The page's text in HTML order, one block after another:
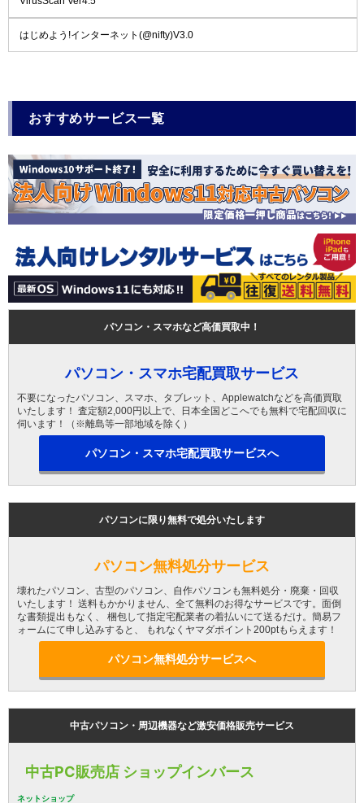
はじめよう!インターネット(@nifty)V3.0
おすすめサービス一覧
パソコン・スマホなど高価買取中！
パソコン・スマホ宅配買取サービス
不要になったパソコン、スマホ、タブレット、Applewatchなどを高価買取
いたします！ 査定額2,000円以上で、日本全国どこへでも無料で宅配回収に
伺います！（※離島等一部地域を除く）
パソコン・スマホ宅配買取サービスへ
パソコンに限り無料で処分いたします
パソコン無料処分サービス
壊れたパソコン、古型のパソコン、自作パソコンも無料処分・廃棄・回収
いたします！ 送料もかかりません、全て無料のお得なサービスです。面倒
な書類提出もなく、 梱包して指定宅配業者の着払いにて送るだけ。簡易フ
ォームにて申し込みすると、 もれなくヤマダポイント200ptもらえます！
パソコン無料処分サービスへ
中古パソコン・周辺機器など激安価格販売サービス
中古PC販売店 ショップインバース
ネットショップ